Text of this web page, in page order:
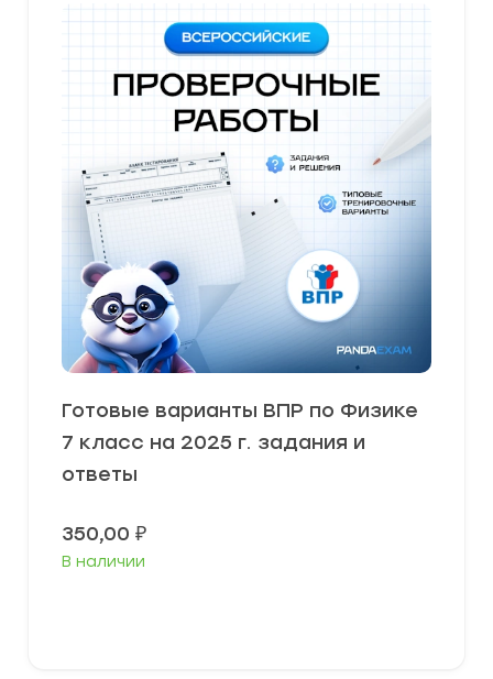
Готовые варианты ВПР по Физике
7 класс на 2025 г. задания и
ответы
350,00 ₽
В наличии